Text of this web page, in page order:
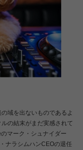
域を出ないものであるよ
の結末がまだ実感されて
マーク・シュナイダー
ナラシムハンCEOの退任